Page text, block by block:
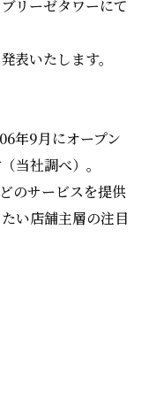
リーゼタワーにて
表いたします。
年9月にオープン
当社調べ）。
のサービスを提供
い店舗主層の注目